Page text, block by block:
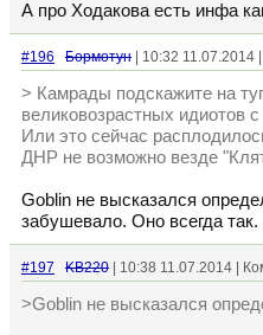
А про Ходакова есть инфа
#196 Бормотун | 10:32 11.07.2014
> Камрады подскажите на
великовозрастных идиотов
Или это сейчас
ДНР не возможно везде
Goblin не высказался
забушевало. Оно всегда так.
#197 KB220 | 10:38 11.07.2014 |
>Goblin не высказался